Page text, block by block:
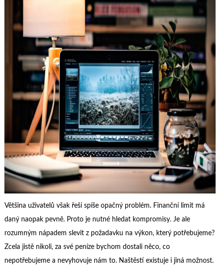
Většina uživatelů však řeší spíše opačný problém. Finanční limit má
daný naopak pevně. Proto je nutné hledat kompromisy. Je ale
rozumným nápadem slevit z požadavku na výkon, který potřebujeme?
Zcela jistě nikoli, za své peníze bychom dostali něco, co
nepotřebujeme a nevyhovuje nám to. Naštěstí existuje i jiná možnost.